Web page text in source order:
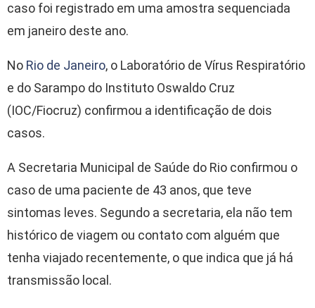
caso foi registrado em uma amostra sequenciada
em janeiro deste ano.
No Rio de Janeiro, o Laboratório de Vírus Respiratório
e do Sarampo do Instituto Oswaldo Cruz
(IOC/Fiocruz) confirmou a identificação de dois
casos.
A Secretaria Municipal de Saúde do Rio confirmou o
caso de uma paciente de 43 anos, que teve
sintomas leves. Segundo a secretaria, ela não tem
histórico de viagem ou contato com alguém que
tenha viajado recentemente, o que indica que já há
transmissão local.